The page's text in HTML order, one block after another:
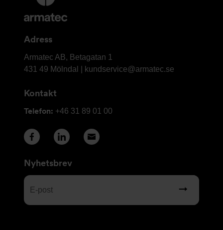
information
och
Adress
Armatec
AB
Armatec AB, Betagatan 1
431 49 Mölndal |
kundservice@armatec.se
Kontakt
Telefon: +46 31 89 01 00
Nyhetsbrev
E-
post
(Obligatoriskt)